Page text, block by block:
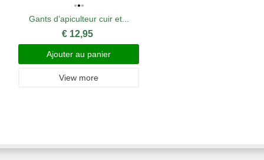
Gants d’apiculteur cuir et...
€ 12,95
Ajouter au panier
View more